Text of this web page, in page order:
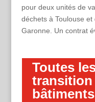
pour deux unités de
déchets à Toulouse
Garonne. Un contrat
Toutes
transition
bâtiments